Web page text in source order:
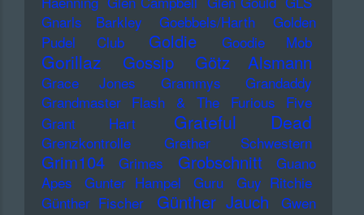
Gnarls Barkley
Goebbels/Harth
Golden
Pudel Club
Goldie Goodie Mob
Gorillaz Gossip Götz Alsmann
Grace Jones Grammys
Grandaddy
Grandmaster Flash & The Furious Five
Grant Hart
Grateful Dead
Grenzkontrolle Grether Schwestern
Grim104 Grimes Grobschnitt
Guano
Apes
Gunter Hampel Guru
Guy Ritchie
Günther Fischer
Günther Jauch
Gwen